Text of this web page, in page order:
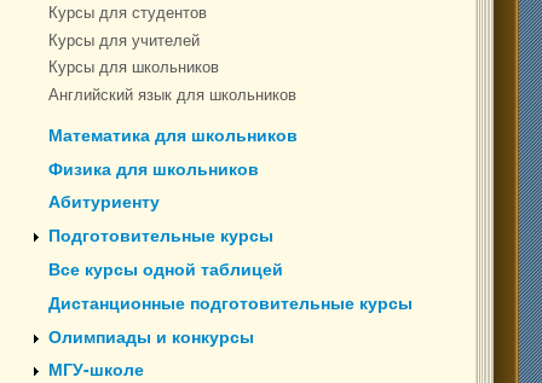
Курсы для студентов
Курсы для учителей
Курсы для школьников
Английский язык для школьников
Математика для школьников
Физика для школьников
Абитуриенту
Подготовительные курсы
Все курсы одной таблицей
Дистанционные подготовительные курсы
Олимпиады и конкурсы
МГУ-школе